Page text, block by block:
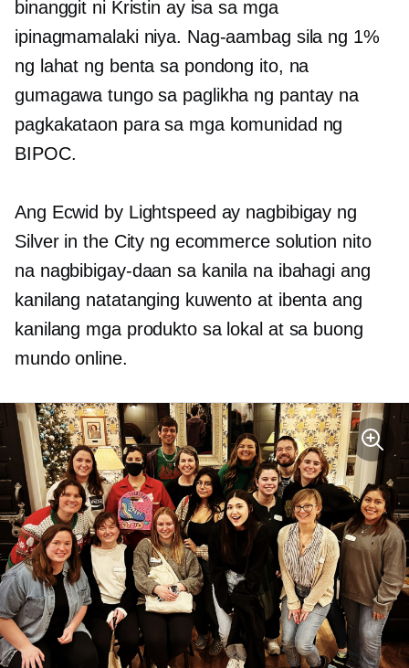
binanggit ni Kristin ay isa sa mga
ipinagmamalaki niya. Nag-aambag sila ng 1%
ng lahat ng benta sa pondong ito, na
gumagawa tungo sa paglikha ng pantay na
pagkakataon para sa mga komunidad ng
BIPOC.
Ang Ecwid by Lightspeed ay nagbibigay ng
Silver in the City ng ecommerce solution nito
na nagbibigay-daan sa kanila na ibahagi ang
kanilang natatanging kuwento at ibenta ang
kanilang mga produkto sa lokal at sa buong
mundo online.